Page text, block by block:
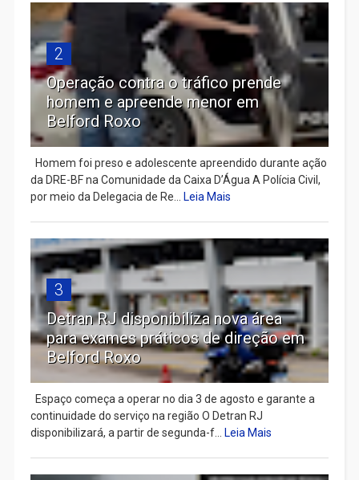
2
Operação contra o tráfico prende
homem e apreende menor em
Belford Roxo
Homem foi preso e adolescente apreendido durante ação
da DRE-BF na Comunidade da Caixa D’Água A Polícia Civil,
por meio da Delegacia de Re...
Leia Mais
3
Detran RJ disponibiliza nova área
para exames práticos de direção em
Belford Roxo
Espaço começa a operar no dia 3 de agosto e garante a
continuidade do serviço na região O Detran RJ
disponibilizará, a partir de segunda-f...
Leia Mais